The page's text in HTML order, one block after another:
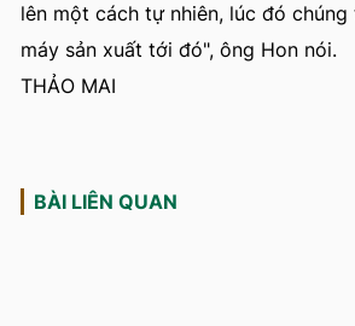
lên một cách tự nhiên, lúc đó chúng
máy sản xuất tới đó", ông Hon nói.
THẢO MAI
BÀI LIÊN QUAN